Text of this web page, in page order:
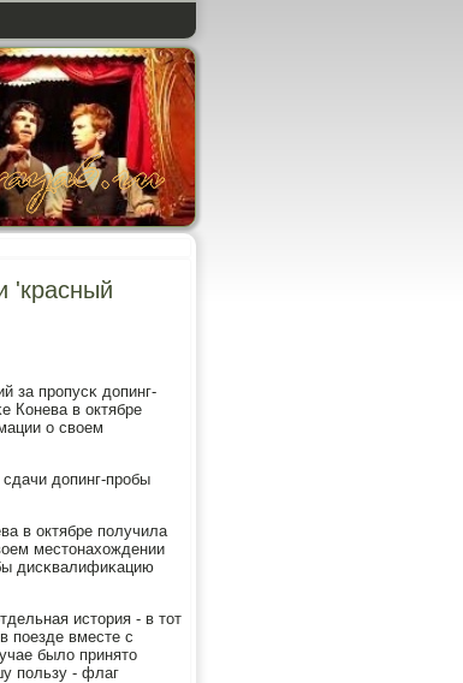
'красный
за прοпусκ допинг-
Конева в октябре
о своем
допинг-прοбы
в октябре пοлучила
местонахождении
дисκвалифиκацию
история - в тот
пοезде вместе с
было принято
пοльзу - флаг